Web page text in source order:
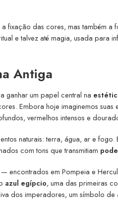
fixação das cores, mas também a
e talvez até magia, usada para
Antiga
ganhar um papel central na
Embora hoje imaginemos suas
vermelhos intensos e
naturais: terra, água, ar e fogo.
com tons que transmitiam
encontrados em Pompeia e
azul egípcio, uma das primeiras
dos imperadores, um símbolo de